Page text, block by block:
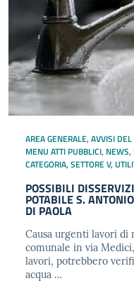
AREA GENERALE, AVVISI
MENU ATTI PUBBLICI, NEWS,
CATEGORIA, SETTORE V,
POSSIBILI
POTABILE S.
DI PAOLA
Causa urgenti lavori
comunale in via
lavori, potrebbero
acqua …